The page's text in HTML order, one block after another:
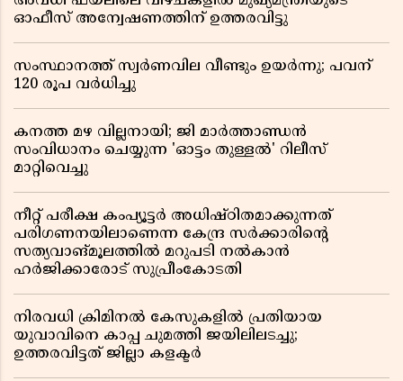
ഓഫീസ് അന്വേഷണത്തിന് ഉത്തരവിട്ടു
സംസ്ഥാനത്ത് സ്വര്‍ണവില വീണ്ടും ഉയർന്നു; പവന്
120 രൂപ വര്‍ധിച്ചു
കനത്ത മഴ വില്ലനായി; ജി മാർത്താണ്ഡൻ
സംവിധാനം ചെയ്യുന്ന 'ഓട്ടം തുള്ളൽ' റിലീസ്
മാറ്റിവെച്ചു
നീറ്റ് പരീക്ഷ കംപ്യൂട്ടർ അധിഷ്ഠിതമാക്കുന്നത്
പരിഗണനയിലാണെന്ന കേന്ദ്ര സർക്കാരിൻ്റെ
സത്യവാങ്മൂലത്തിൽ മറുപടി നൽകാൻ
ഹർജിക്കാരോട് സുപ്രീംകോടതി
നിരവധി ക്രിമിനൽ കേസുകളിൽ പ്രതിയായ
യുവാവിനെ കാപ്പ ചുമത്തി ജയിലിലടച്ചു;
ഉത്തരവിട്ടത് ജില്ലാ കളക്ടർ